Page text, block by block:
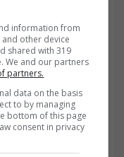
ha comportato
a favore di
Italiano,
prima volta in
ripristinata
information from
other device
shared with 319
We and our partners
partners.
data on the basis
to by managing
bottom of this page
consent in privacy